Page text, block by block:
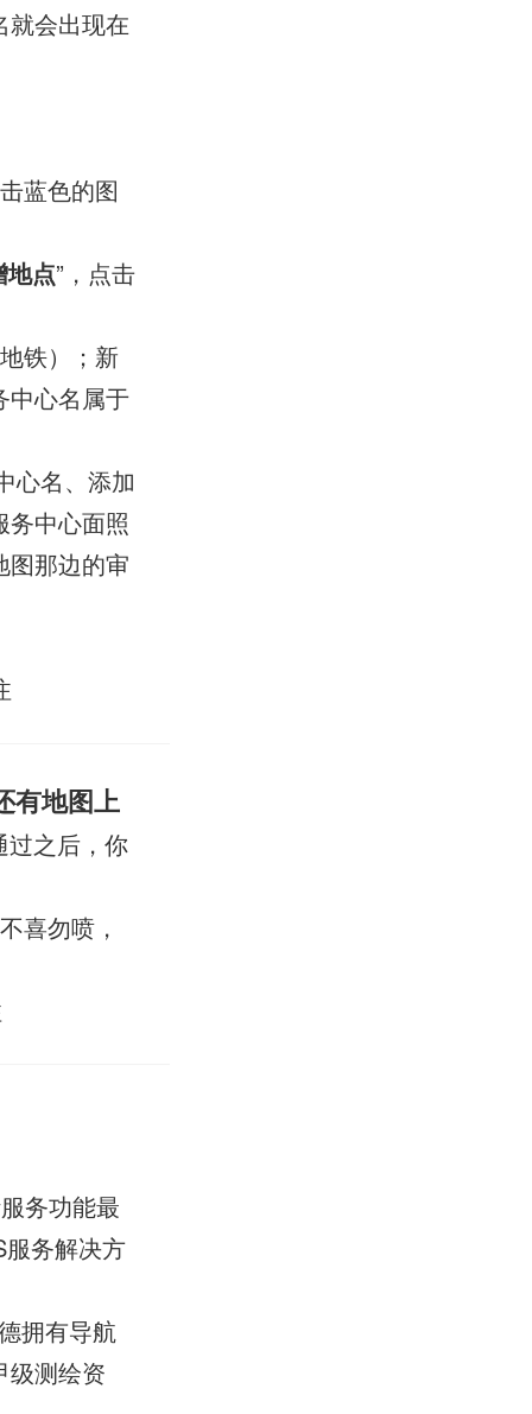
就会出现在
蓝色的图
地点”，点击
铁）；新
中心名属于
心名、添加
务中心面照
图那边的审
有地图上
过之后，你
喜勿喷，
务功能最
务解决方
拥有导航
级测绘资